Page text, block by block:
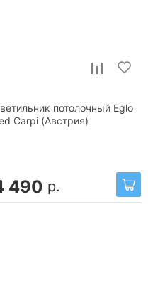
потолочный Eglo
Carpi (Австрия)
490 р.